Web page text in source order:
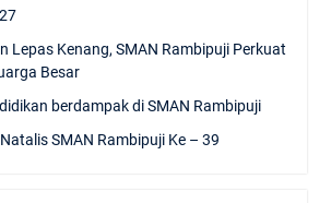
Lepas Kenang, SMAN Rambipuji Perkuat
Besar
berdampak di SMAN Rambipuji
SMAN Rambipuji Ke – 39